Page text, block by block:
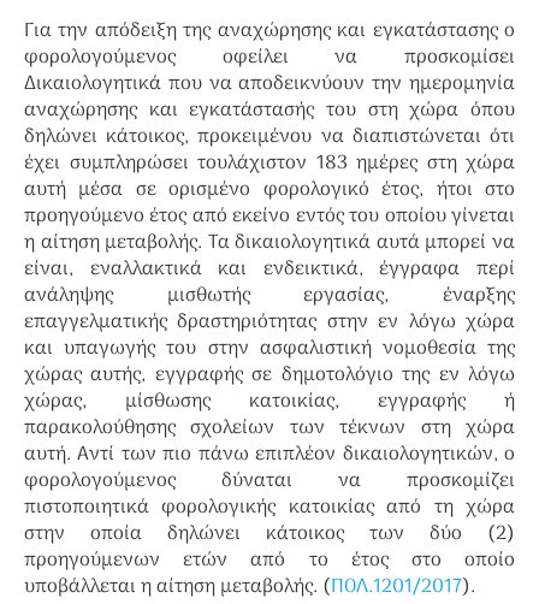
Για την απόδειξη της αναχώρησης και εγκατάστασης ο
φορολογούμενος οφείλει να προσκομίσει
Δικαιολογητικά που να αποδεικνύουν την ημερομηνία
αναχώρησης και εγκατάστασής του στη χώρα όπου
δηλώνει κάτοικος, προκειμένου να διαπιστώνεται ότι
έχει συμπληρώσει τουλάχιστον 183 ημέρες στη χώρα
αυτή μέσα σε ορισμένο φορολογικό έτος, ήτοι στο
προηγούμενο έτος από εκείνο εντός του οποίου γίνεται
η αίτηση μεταβολής. Τα δικαιολογητικά αυτά μπορεί να
είναι, εναλλακτικά και ενδεικτικά, έγγραφα περί
ανάληψης μισθωτής εργασίας, έναρξης
επαγγελματικής δραστηριότητας στην εν λόγω χώρα
και υπαγωγής του στην ασφαλιστική νομοθεσία της
χώρας αυτής, εγγραφής σε δημοτολόγιο της εν λόγω
χώρας, μίσθωσης κατοικίας, εγγραφής ή
παρακολούθησης σχολείων των τέκνων στη χώρα
αυτή. Αντί των πιο πάνω επιπλέον δικαιολογητικών, ο
φορολογούμενος δύναται να προσκομίζει
πιστοποιητικά φορολογικής κατοικίας από τη χώρα
στην οποία δηλώνει κάτοικος των δύο (2)
προηγούμενων ετών από το έτος στο οποίο
υποβάλλεται η αίτηση μεταβολής. (ΠΟΛ.1201/2017).